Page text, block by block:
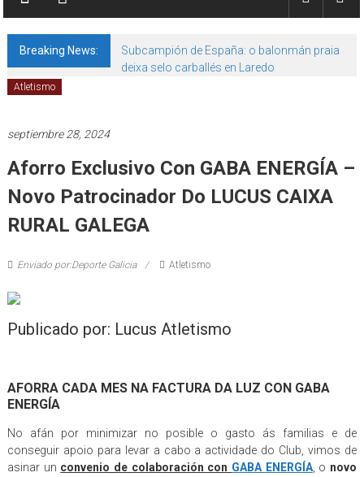
Breaking News:
Subcampión de España: o balonmán praia
deixa selo carballés en Laredo
Atletismo
septiembre 28, 2024
Aforro Exclusivo Con GABA ENERGÍA –
Novo Patrocinador Do LUCUS CAIXA
RURAL GALEGA
Enviado por:Deporte Galicia Atletismo
Publicado por: Lucus Atletismo
AFORRA CADA MES NA FACTURA DA LUZ CON GABA
ENERGÍA
No afán por minimizar no posible o gasto ás familias e de
conseguir apoio para levar a cabo a actividade do Club, vimos de
asinar un convenio de colaboración con GABA ENERGÍA, o novo